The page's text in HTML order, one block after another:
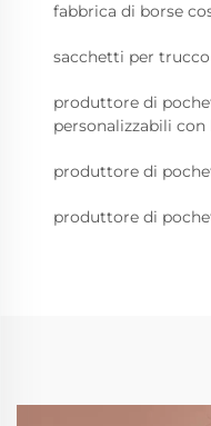
fabbrica di borse
sacchetti per
produttore di
personalizzabili con
produttore di
produttore di